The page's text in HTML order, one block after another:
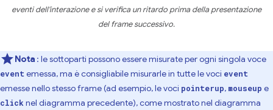
eventi dell'interazione e si verifica un ritardo prima della presentazione
del frame successivo.
Nota : le sottoparti possono essere misurate per ogni singola voce
event emessa, ma è consigliabile misurarle in tutte le voci event
emesse nello stesso frame (ad esempio, le voci pointerup, mouseup e
click nel diagramma precedente), come mostrato nel diagramma